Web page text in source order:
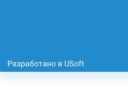
Разработано в USoft